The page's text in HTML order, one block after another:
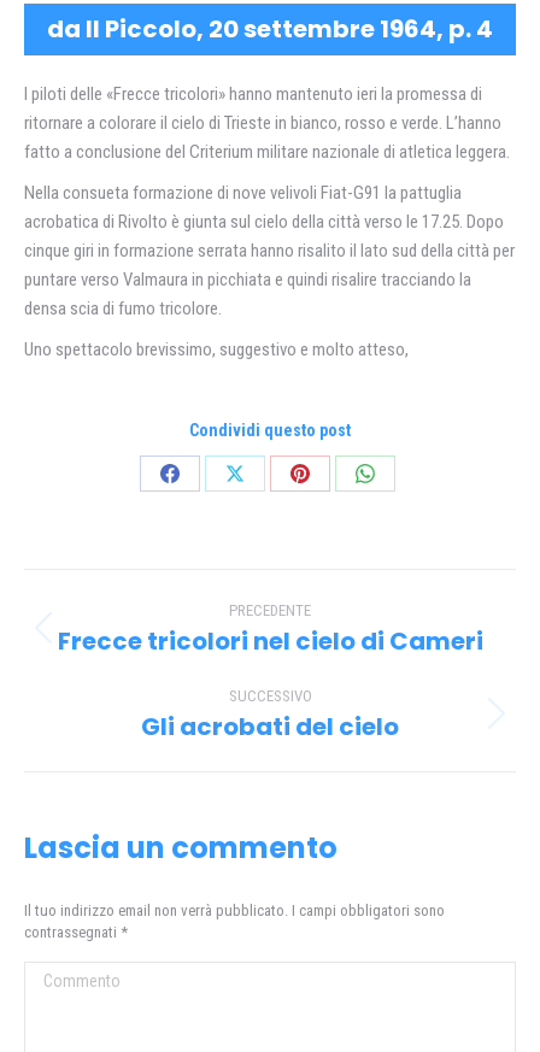
da Il Piccolo, 20 settembre 1964, p. 4
I piloti delle «Frecce tricolori» hanno mantenuto ieri la promessa di
ritornare a colorare il cielo di Trieste in bianco, rosso e verde. L’hanno
fatto a conclusione del Criterium militare nazionale di atletica leggera.
Nella consueta formazione di nove velivoli Fiat-G91 la pattuglia
acrobatica di Rivolto è giunta sul cielo della città verso le 17.25. Dopo
cinque giri in formazione serrata hanno risalito il lato sud della città per
puntare verso Valmaura in picchiata e quindi risalire tracciando la
densa scia di fumo tricolore.
Uno spettacolo brevissimo, suggestivo e molto atteso,
Condividi questo post
CondividiCondividiCondividiCondividi
tra PRECEDENTE
Post
Frecce tricolori nel cielo di Cameri
SUCCESSIVO
Prossimo
Gli acrobati del cielo
Lascia un commento
Il tuo indirizzo email non verrà pubblicato. I campi obbligatori sono
contrassegnati *
Commento